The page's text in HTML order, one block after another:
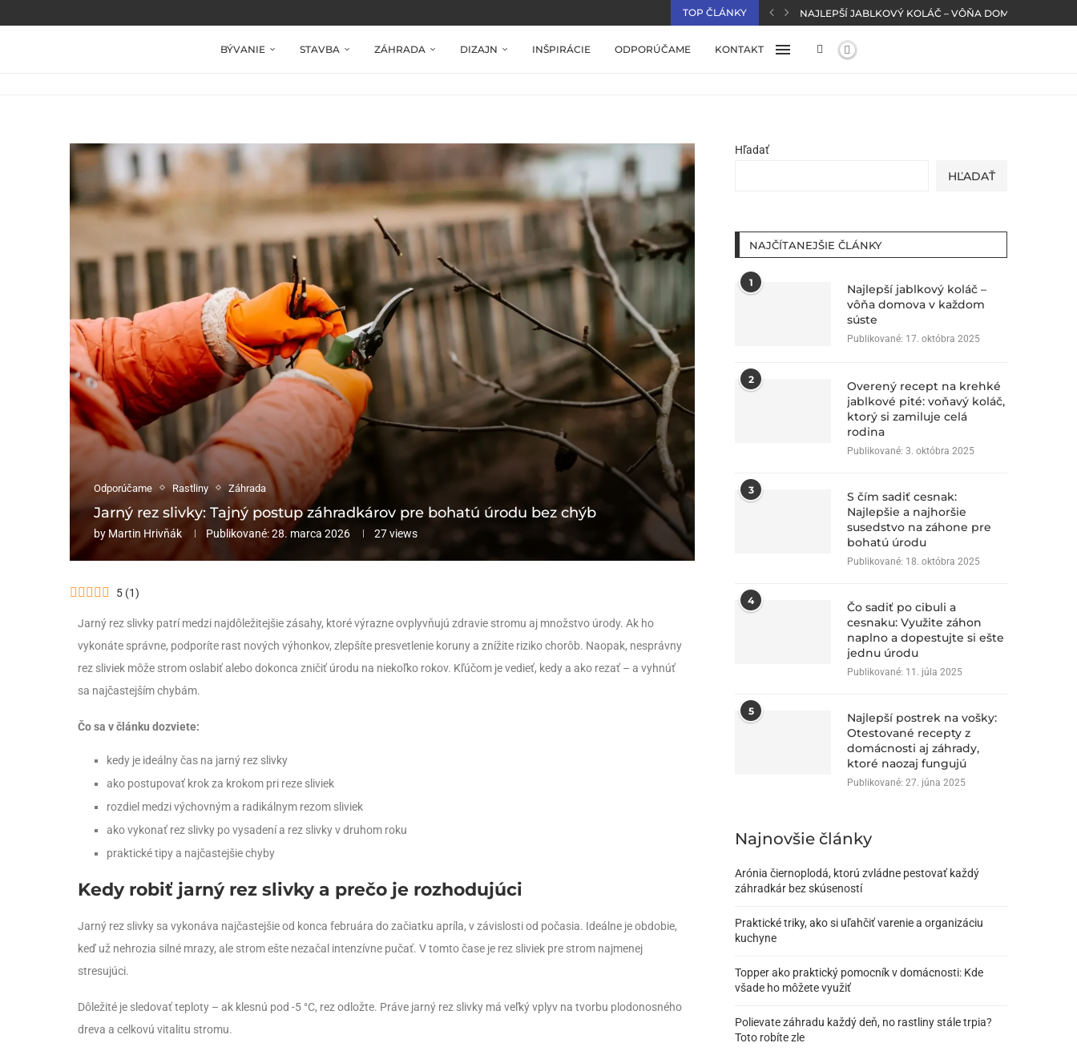
TOP ČLÁNKY NAJLEPŠÍ JABLKOVÝ KOLÁČ – VÔŇA DOMOVA V
BÝVANIE STAVBA ZÁHRADA DIZAJN INŠPIRÁCIE ODPORÚČAME KONTAKT
Odporúčame Rastliny Záhrada
Jarný rez slivky: Tajný postup záhradkárov pre bohatú úrodu bez chýb
by Martin Hrivňák Publikované:28. marca 2026 27views
5 (1)
Jarný rez slivky patrí medzi najdôležitejšie zásahy, ktoré výrazne ovplyvňujú zdravie stromu aj množstvo úrody. Ak ho
vykonáte správne, podporíte rast nových výhonkov, zlepšíte presvetlenie koruny a znížite riziko chorôb. Naopak, nesprávny
rez sliviek môže strom oslabiť alebo dokonca zničiť úrodu na niekoľko rokov. Kľúčom je vedieť, kedy a ako rezať – a vyhnúť
sa najčastejším chybám.
Čo sa v článku dozviete:
kedy je ideálny čas na jarný rez slivky
ako postupovať krok za krokom pri reze sliviek
rozdiel medzi výchovným a radikálnym rezom sliviek
ako vykonať rez slivky po vysadení a rez slivky v druhom roku
praktické tipy a najčastejšie chyby
Kedy robiť jarný rez slivky a prečo je rozhodujúci
Jarný rez slivky sa vykonáva najčastejšie od konca februára do začiatku apríla, v závislosti od počasia. Ideálne je obdobie,
keď už nehrozia silné mrazy, ale strom ešte nezačal intenzívne pučať. V tomto čase je rez sliviek pre strom najmenej
stresujúci.
Dôležité je sledovať teploty – ak klesnú pod -5 °C, rez odložte. Práve jarný rez slivky má veľký vplyv na tvorbu plodonosného
dreva a celkovú vitalitu stromu.
Hľadať
HĽADAŤ
NAJČÍTANEJŠIE ČLÁNKY
1
Najlepší jablkový koláč –
vôňa domova v každom
súste
Publikované: 17. októbra 2025
2
Overený recept na krehké
jablkové pité: voňavý koláč,
ktorý si zamiluje celá
rodina
Publikované: 3. októbra 2025
3
S čím sadiť cesnak:
Najlepšie a najhoršie
susedstvo na záhone pre
bohatú úrodu
Publikované: 18. októbra 2025
4
Čo sadiť po cibuli a
cesnaku: Využite záhon
naplno a dopestujte si ešte
jednu úrodu
Publikované: 11. júla 2025
5
Najlepší postrek na vošky:
Otestované recepty z
domácnosti aj záhrady,
ktoré naozaj fungujú
Publikované: 27. júna 2025
Najnovšie články
Arónia čiernoplodá, ktorú zvládne pestovať každý
záhradkár bez skúseností
Praktické triky, ako si uľahčiť varenie a organizáciu
kuchyne
Topper ako praktický pomocník v domácnosti: Kde
všade ho môžete využiť
Polievate záhradu každý deň, no rastliny stále trpia?
Toto robíte zle